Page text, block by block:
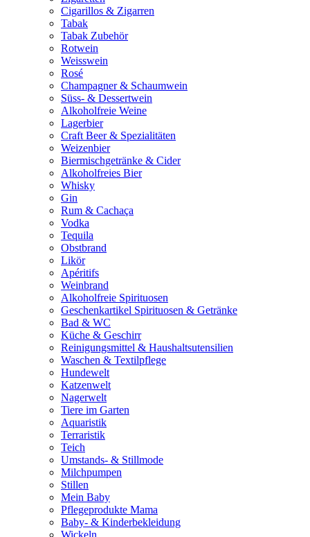
Cigarillos & Zigarren
Tabak
Tabak Zubehör
Rotwein
Weisswein
Rosé
Champagner & Schaumwein
Süss- & Dessertwein
Alkoholfreie Weine
Lagerbier
Craft Beer & Spezialitäten
Weizenbier
Biermischgetränke & Cider
Alkoholfreies Bier
Whisky
Gin
Rum & Cachaça
Vodka
Tequila
Obstbrand
Likör
Apéritifs
Weinbrand
Alkoholfreie Spirituosen
Geschenkartikel Spirituosen & Getränke
Bad & WC
Küche & Geschirr
Reinigungsmittel & Haushaltsutensilien
Waschen & Textilpflege
Hundewelt
Katzenwelt
Nagerwelt
Tiere im Garten
Aquaristik
Terraristik
Teich
Umstands- & Stillmode
Milchpumpen
Stillen
Mein Baby
Pflegeprodukte Mama
Baby- & Kinderbekleidung
Wickeln